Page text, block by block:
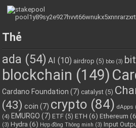
Thẻ
ada (54) AI (10) airdrop (5) bbo (3)
blockchain (149)
Cardano Foundation (7) catalyst (5)
(43) coin (7) crypto (84) dApps
(4) EMURGO (7) ETF (5) ETH (6) Ethereum
(3) Hydra (6) Hợp đồng Thông minh (3) Input